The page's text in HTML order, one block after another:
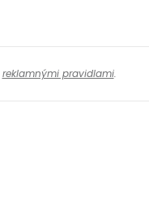
reklamnými pravidlami.